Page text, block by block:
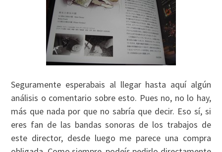
Seguramente esperabais al llegar hasta aquí algún
análisis o comentario sobre esto. Pues no, no lo hay,
más que nada por que no sabría que decir. Eso sí, si
eres fan de las bandas sonoras de los trabajos de
este director, desde luego me parece una compra